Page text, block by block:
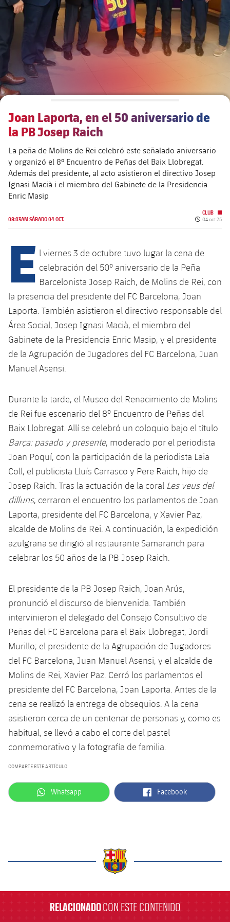
Calendario
Entradas
Resultados
Clasificaciones
Jugadoras
Palmarés
Fotos
Jugadoras históricas
Actualidad
Calendario
Entradas
Resultados
Clasificaciones
Jugadores
Fotos
Historia
Barça Legends
plusicon
más
Contacto
Jugadores
Partidos
Noticias
Formativo masculino
plusicon
más
Actualidad
Fotos
Juvenil A
Juvenil B
SUB16
SUB15
SUB14
SUB13
SUB11 A
SUB11 B
SUB10 A
SUB9 A
SUB9 B
SUB8 A
SUB8 B
Formativo femenino
plusicon
más
Fotos
Femenino B
Femenino C
Juvenil
SUB13 B
SUB12 C
SUB11 C
Campus Verano
PLUSICON
MÁS
Primer Equipo
plusicon
más
Entradas
Gameday Shows
Resultados
Clasificación
Jugadores
Historia
Palmarés
Junior
Cadete A
Cadete B
Infantil A
Mini
PLUSICON
MÁS
plusicon
más
Actualidad
Calendario
Entradas
Resultados
Clasificaciones
Jugadores
Fotos
Historia
Palmarés
plusicon
más
Actualidad
Calendario
Resultados
Clasificaciones
Jugadores
Fotos
plusicon
más
Actualidad
Juvenil
Cadete A
Cadete B
Infantil A
Infantil B
Primer equipo
Actualidad
Calendario
Entradas
Resultados
Clasificaciones
Jugadors
Fotos
Palmarés
Historia
Barça Atlètic
plusicon
más
Actualidad
Calendario
Resultados
Jugadores
Clasificaciones
Base
plusicon
más
Actualidad
Juvenil
Cadete
Infantil
Alevín
Campus Verano
PLUSICON
MÁS
Primer equipo
plusicon
más
Calendario
Entradas
Resultados
Clasificaciones
Fotos
Historia
Actualidad
Calendario
Resultados
Jugadores
Clasificaciones
Base
plusicon
más
Actualidad
Barça C
Junior
Juvenil
Infantil
Campus Verano
PLUSICON
MÁS
Información general
plusicon
Noticias
Atletismo
Actualidad
Masculino
Femenino
Baloncesto en silla de ruedas
plusicon
Actualidad
Jugadores
Hockey sobre hielo
plusicon
más
Actualidad
Hockey hierba
plusicon
más
Hockey Hierba Masculino
Hockey Hierba Femenino
Agenda
Escuela de Patinaje
Actualidad
Voleibol
plusicon
más
Joan Laporta, en el 50 aniversario de
la PB Josep Raich
La peña de Molins de Rei celebró este señalado aniversario
y organizó el 8º Encuentro de Peñas del Baix Llobregat.
Además del presidente, al acto asistieron el directivo Josep
Ignasi Macià i el miembro del Gabinete de la Presidencia
Enric Masip
08:03AM SÁBADO 04 OCT.
CLUB
Fecha de
04 oct 25
E l viernes 3 de octubre tuvo lugar la cena de
celebración del 50º aniversario de la Peña
Barcelonista Josep Raich, de Molins de Rei, con
la presencia del presidente del FC Barcelona, Joan
Laporta. También asistieron el directivo responsable del
Área Social, Josep Ignasi Macià, el miembro del
Gabinete de la Presidencia Enric Masip, y el presidente
de la Agrupación de Jugadores del FC Barcelona, Juan
Manuel Asensi.
Durante la tarde, el Museo del Renacimiento de Molins
de Rei fue escenario del 8º Encuentro de Peñas del
Baix Llobregat. Allí se celebró un coloquio bajo el título
Barça: pasado y presente, moderado por el periodista
Joan Poquí, con la participación de la periodista Laia
Coll, el publicista Lluís Carrasco y Pere Raich, hijo de
Josep Raich. Tras la actuación de la coral Les veus del
dilluns, cerraron el encuentro los parlamentos de Joan
Laporta, presidente del FC Barcelona, y Xavier Paz,
alcalde de Molins de Rei. A continuación, la expedición
azulgrana se dirigió al restaurante Samaranch para
celebrar los 50 años de la PB Josep Raich.
El presidente de la PB Josep Raich, Joan Arús,
pronunció el discurso de bienvenida. También
intervinieron el delegado del Consejo Consultivo de
Peñas del FC Barcelona para el Baix Llobregat, Jordi
Murillo; el presidente de la Agrupación de Jugadores
del FC Barcelona, Juan Manuel Asensi, y el alcalde de
Molins de Rei, Xavier Paz. Cerró los parlamentos el
presidente del FC Barcelona, Joan Laporta. Antes de la
cena se realizó la entrega de obsequios. A la cena
asistieron cerca de un centenar de personas y, como es
habitual, se llevó a cabo el corte del pastel
conmemorativo y la fotografía de familia.
COMPARTE ESTE ARTÍCULO
label.aria.whatsapp
Whatsapp label.aria.facebook
Facebook
RELACIONADOCON ESTE CONTENIDO